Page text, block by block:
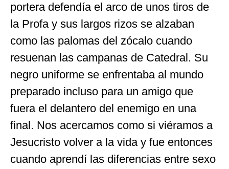
portera defendía el arco de unos tiros de
la Profa y sus largos rizos se alzaban
como las palomas del zócalo cuando
resuenan las campanas de Catedral. Su
negro uniforme se enfrentaba al mundo
preparado incluso para un amigo que
fuera el delantero del enemigo en una
final. Nos acercamos como si viéramos a
Jesucristo volver a la vida y fue entonces
cuando aprendí las diferencias entre sexo